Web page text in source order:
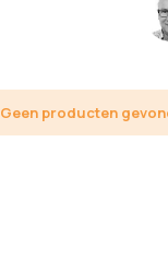
Geen producten